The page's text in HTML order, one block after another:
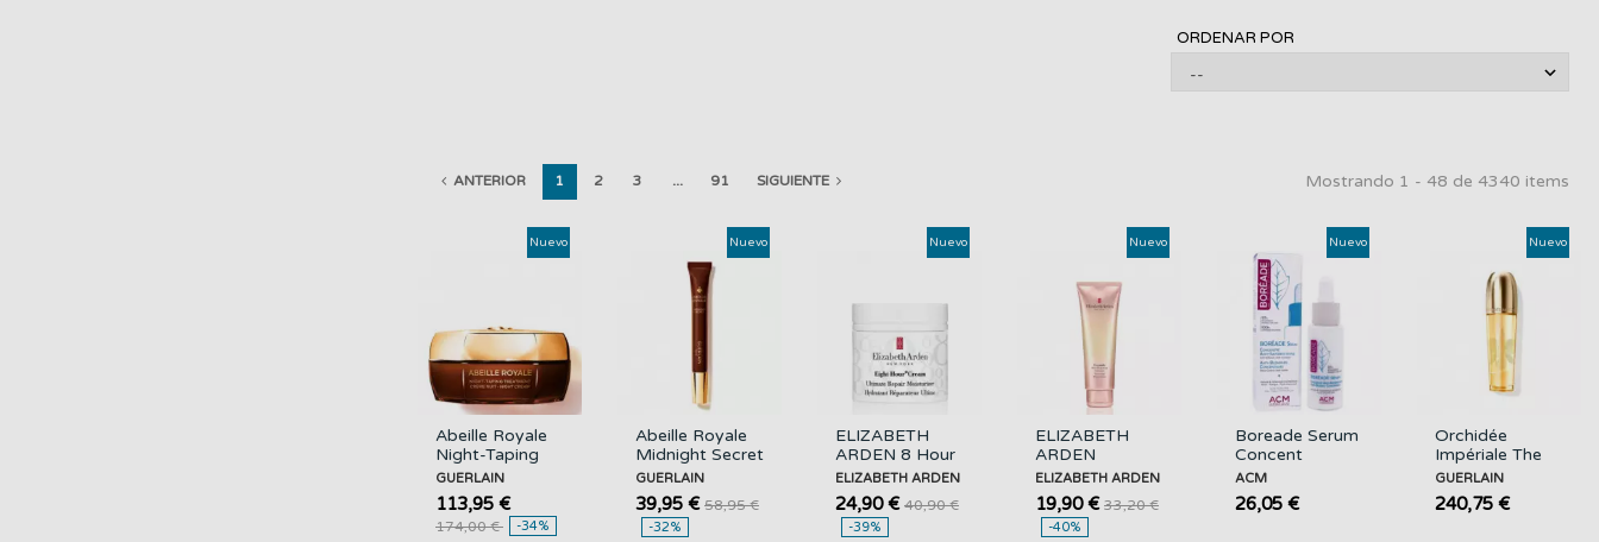
ORDENAR POR
ANTERIOR 1 2 3 ... 91 SIGUIENTE Mostrando 1 - 48 de 4340 items
Abeille Royale
Night-Taping
Treatment
Crema De
Noche
Antiedad
GUERLAIN
113,95 €
174,00 € -34%
Nuevo
Abeille Royale
Midnight Secret
Tratamiento
Recuperador
Noches...
GUERLAIN
39,95 € 58,95 €
-32%
Nuevo
ELIZABETH
ARDEN 8 Hour
Cream Crema
Facial
Ultrahidratante,
50ML
ELIZABETH ARDEN
24,90 € 40,90 €
-39%
Nuevo
ELIZABETH
ARDEN
Ceramide
Limpiador
Renovador de
la Piel, 125ML
ELIZABETH ARDEN
19,90 € 33,20 €
-40%
Nuevo
Boreade Serum
Concent
Antiimperfecciones
30 Ml ACM
ACM
26,05 €
Nuevo
Orchidée
Impériale The
Fundamental
Oil GUERLAIN
GUERLAIN
240,75 €
Nuevo